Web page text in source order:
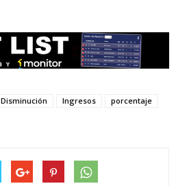
Disminución Ingresos
porcentaje